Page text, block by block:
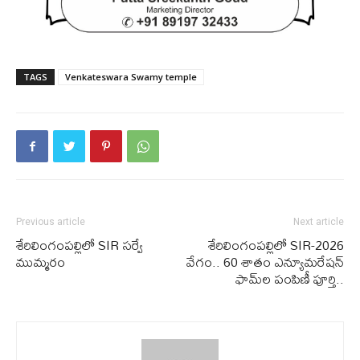
TAGS Venkateswara Swamy temple
Previous article
శేరిలింగంపల్లిలో SIR సర్వే
ముమ్మరం
Next article
శేరిలింగంపల్లిలో SIR-2026
వేగం.. 60 శాతం ఎన్యూమరేషన్
ఫామ్‌ల పంపిణీ పూర్తి..